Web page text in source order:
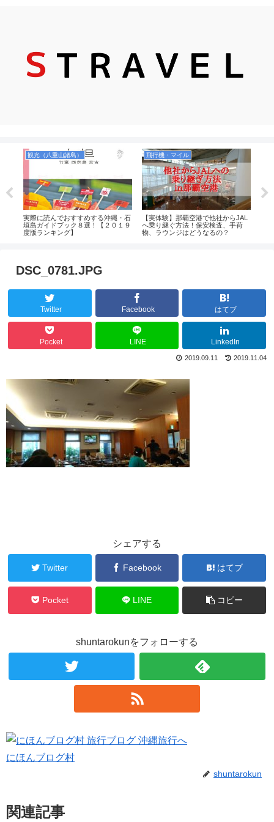
観光（八重山諸島）
実際に読んでおすすめする沖縄・石
垣島ガイドブック８選！【２０１９
度版ランキング】
飛行機・マイル
【実体験】那覇空港で他社からJAL
へ乗り継ぐ方法！保安検査、手荷
物、ラウンジはどうなるの？
DSC_0781.JPG
Twitter Facebook はてブ
Pocket LINE LinkedIn
2019.11.04
2019.09.11
シェアする
Twitter Facebook はてブ
Pocket LINE コピー
shuntarokunをフォローする
にほんブログ村
shuntarokun
関連記事